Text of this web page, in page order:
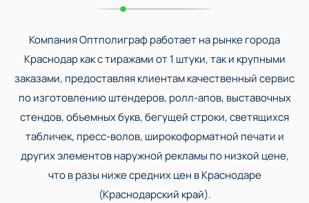
Компания Оптполиграф работает на рынке города
Краснодар как с тиражами от 1 штуки, так и крупными
заказами, предоставляя клиентам качественный сервис
по изготовлению штендеров, ролл-апов, выставочных
стендов, объемных букв, бегущей строки, светящихся
табличек, пресс-волов, широкоформатной печати и
других элементов наружной рекламы по низкой цене,
что в разы ниже средних цен в Краснодаре
(Краснодарский край).